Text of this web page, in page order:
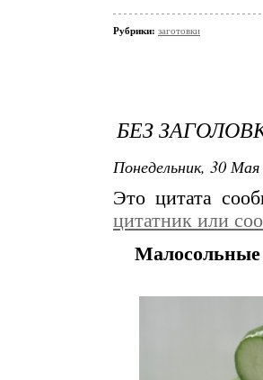
Рубрики: заготовки
БЕЗ
Понедельник, 30
Это цитата
цитатник или
Малосольные